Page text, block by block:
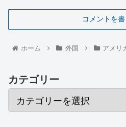
コメントを
ホーム 外国 アメリ
カテゴリー